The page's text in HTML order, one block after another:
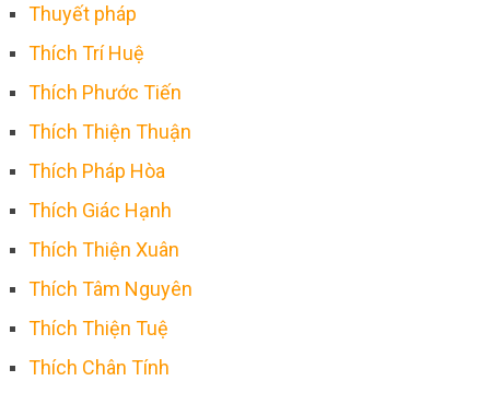
Thuyết pháp
Thích Trí Huệ
Thích Phước Tiến
Thích Thiện Thuận
Thích Pháp Hòa
Thích Giác Hạnh
Thích Thiện Xuân
Thích Tâm Nguyên
Thích Thiện Tuệ
Thích Chân Tính